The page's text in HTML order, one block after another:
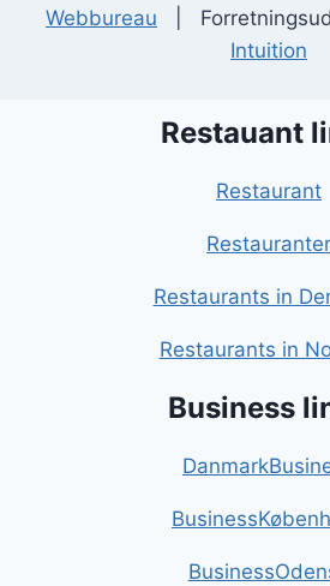
Webbureau |
Intuition
Restauant
Restaurant
Restauranter
Restaurants in
Restaurants in
Business